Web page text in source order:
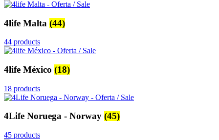
4life Malta (44)
44 products
4life México (18)
18 products
4Life Noruega - Norway (45)
45 products